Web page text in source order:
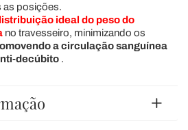
as posições.
ideal do peso do
no travesseiro, minimizando os
a circulação sanguínea
decúbito.